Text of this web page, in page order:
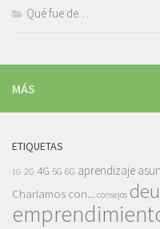
Qué fue de…
MÁS
ETIQUETAS
1G 2G 4G 5G 6G aprendizaje
Charlamos con... consejos